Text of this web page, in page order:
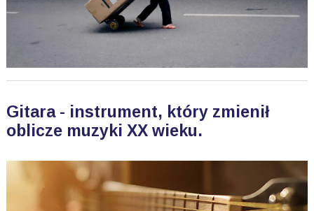
Gitara - instrument, który zmienił
oblicze muzyki XX wieku.